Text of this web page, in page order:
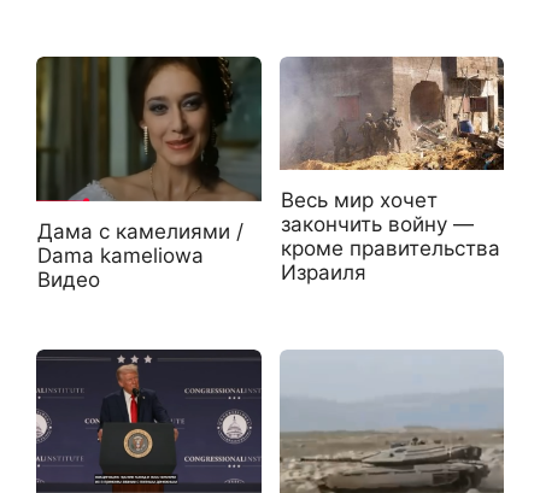
Дама с камелиями /
Dama kameliowa
Видео
Весь мир хочет
закончить войну —
кроме правительства
Израиля